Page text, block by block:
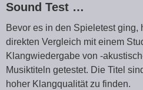
Sound Test …
Bevor es in den Spieletest ging,
direkten Vergleich mit einem
Klangwiedergabe von -
Musiktiteln getestet. Die Titel
hoher Klangqualität zu finden.